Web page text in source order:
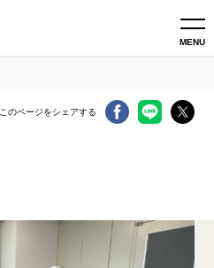
MENU
このページをシェアする